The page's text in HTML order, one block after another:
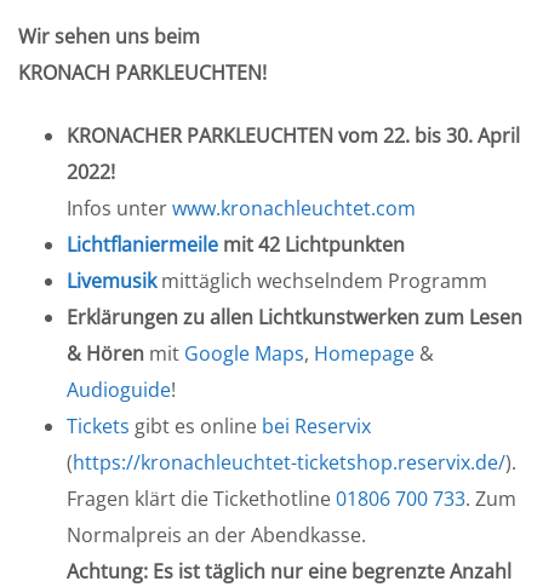
Wir sehen uns beim
KRONACH PARKLEUCHTEN!
KRONACHER PARKLEUCHTEN vom 22. bis 30. April
2022!
Infos unterwww.kronachleuchtet.com
Lichtflaniermeile mit 42 Lichtpunkten
Livemusik mittäglich wechselndem Programm
Erklärungen zu allen Lichtkunstwerken zum Lesen
& Hören mit Google Maps, Homepage &
Audioguide!
Tickets gibt es online bei Reservix
(https://kronachleuchtet-ticketshop.reservix.de/).
Fragen klärt die Tickethotline01806 700 733. Zum
Normalpreis an der Abendkasse.
Achtung: Es ist täglich nur eine begrenzte Anzahl